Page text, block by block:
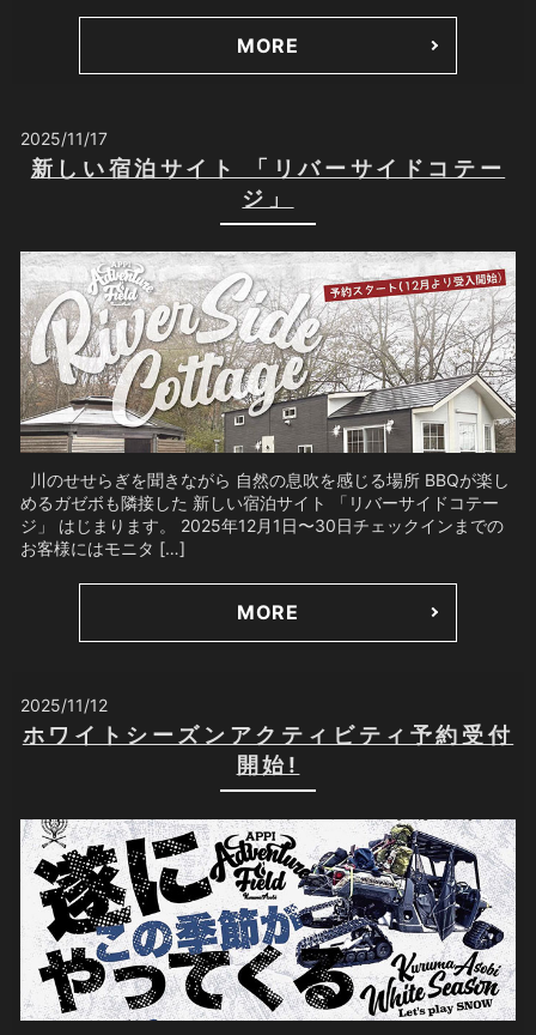
MORE
2025/11/17
新しい宿泊サイト 「リバーサイドコテー
ジ」
川のせせらぎを聞きながら 自然の息吹を感じる場所 BBQが楽し
めるガゼボも隣接した 新しい宿泊サイト 「リバーサイドコテー
ジ」 はじまります。 2025年12月1日〜30日チェックインまでの
お客様にはモニタ […]
MORE
2025/11/12
ホワイトシーズンアクティビティ予約受付
開始!